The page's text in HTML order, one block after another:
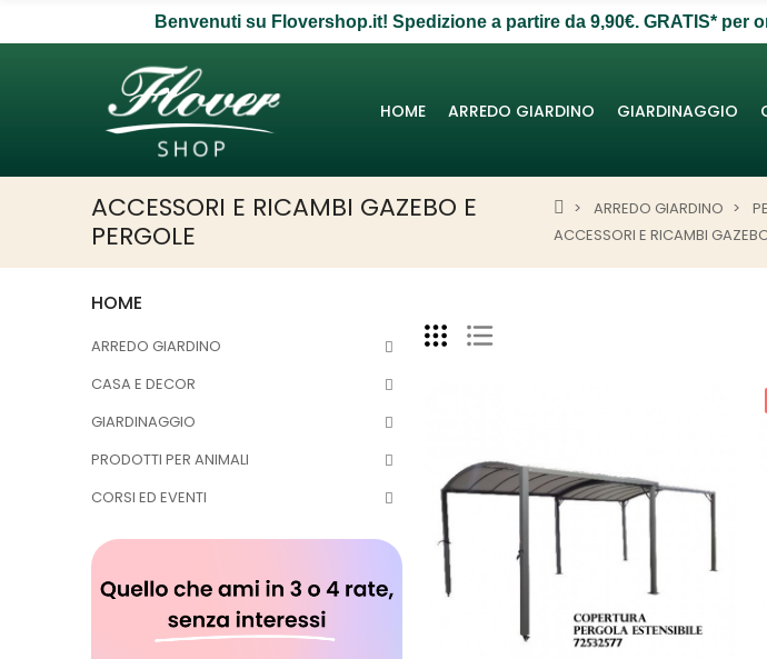
Benvenuti su Flovershop.it! Spedizione a partire da 9,90€. GRATIS*
HOME ARREDO GIARDINO GIARDINAGGIO
ACCESSORI E RICAMBI GAZEBO E
PERGOLE
ARREDO GIARDINO
ACCESSORI E RICAMBI
HOME
ARREDO GIARDINO
CASA E DECOR
GIARDINAGGIO
PRODOTTI PER ANIMALI
CORSI ED EVENTI